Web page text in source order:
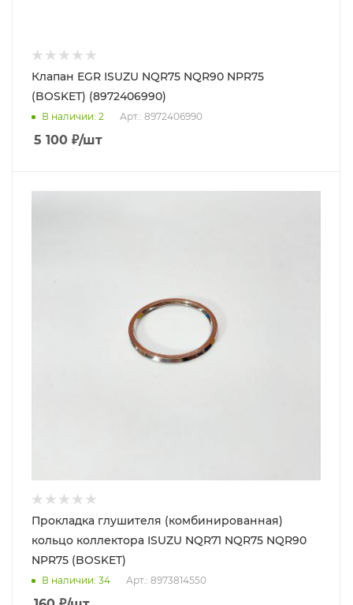
Клапан EGR ISUZU NQR75 NQR90 NPR75
(BOSKET) (8972406990)
В наличии: 2 Арт.: 8972406990
5 100 ₽/шт
Прокладка глушителя (комбинированная)
кольцо коллектора ISUZU NQR71 NQR75 NQR90
NPR75 (BOSKET)
В наличии: 34 Арт.: 8973814550